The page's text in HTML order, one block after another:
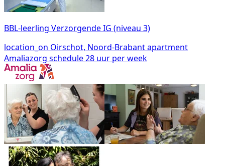
BBL-leerling Verzorgende IG (niveau 3)
location_on Oirschot, Noord-Brabantapartment
Amaliazorg schedule28 uur per week